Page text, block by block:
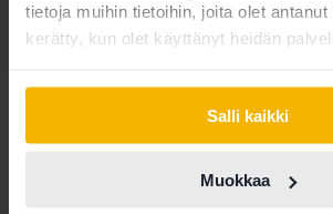
tietoja muihin tietoihin, joita olet
kerätty, kun olet käyttänyt heidän
Salli kaikki
Muokkaa
Näytä 5 of 5 osumia
Vuodesta 1958 lähtien Subaru on
valikoiman erilaisia autoja ja ollut
johtavista lentokonevalmistajista